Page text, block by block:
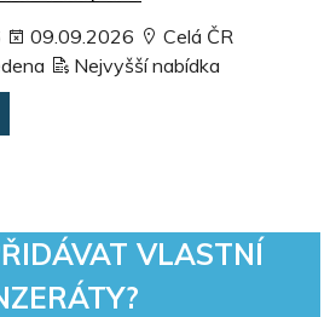
09.09.2026
Celá ČR
Nejvyšší nabídka
VLASTNÍ